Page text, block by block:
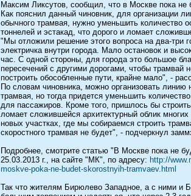
Максим Ликсутов, сообщил, что в Москве пока не
Как пояснил данный чиновник, для организации
обычного трамвая, нужно уменьшить количество
тоннелей и эстакад, что дорого и ломает
"Мы отложили решение этого вопроса на два-три
электричка внутри города. Мало остановок и
час. С одной стороны, для города это большое
пересечений с другими дорогами, чтобы трамвай
построить обособленные пути, крайне мало", -
По словам чиновника, можно организовать
трамвая, но тогда придется уменьшить
для пассажиров. Кроме того, пришлось бы
ломает сложившейся архитектурный облик
новых участках, где мы собираемся строить
скоростного трамвая не будет", - подчеркнул
Подробнее, смотрите статью "В Москве пока не
25.03.2013 г., на сайте "МК", по адресу: http://
moskve-poka-ne-budet-skorostnyih-tramvaev.html
Так что жителям Бирюлево Западное, а с ними и